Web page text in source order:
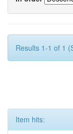
Results 1-1 of 1
Item hits: